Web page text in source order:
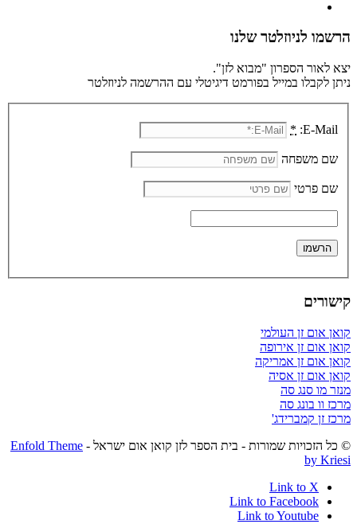
הרשמו לניוזלטר שלנו
יצא לאור הספרון "מבוא לזן".
ניתן לקבלו במייל בפורמט דיגיטלי עם ההרשמה לניוזלטר
E-Mail:
*
שם משפחה
שם פרטי
קישורים
קואן אום זן העולמי
קואן אום זן אירופה
קואן אום זן אמריקה
קואן אום זן אסיה
מנזר מו סנג סה
מרכז וו בונג סה
מרכז זן קמברידג'
© כל הזכויות שמורות - בית הספר לזן קואן אום ישראל - Enfold Theme
by Kriesi
Link to X
Link to Facebook
Link to Youtube